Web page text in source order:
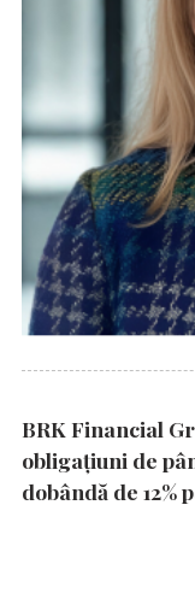
BRK Financial
obligațiuni de
dobândă de 12%